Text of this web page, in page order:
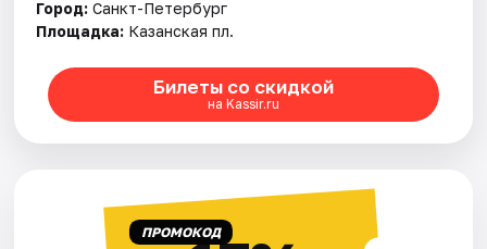
Город: Санкт-Петербург
Площадка: Казанская пл.
Билеты со скидкой
на Kassir.ru
ПРОМОКОД